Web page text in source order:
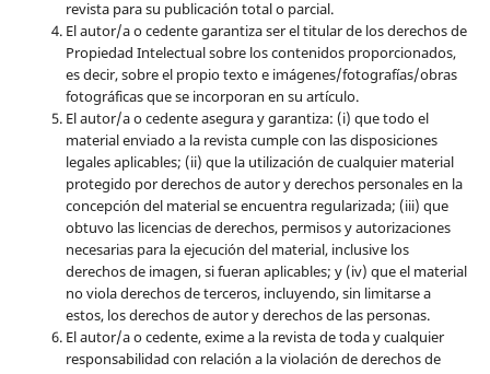
revista para su publicación total o parcial.
El autor/a o cedente garantiza ser el titular de los derechos de
Propiedad Intelectual sobre los contenidos proporcionados,
es decir, sobre el propio texto e imágenes/fotografías/obras
fotográficas que se incorporan en su artículo.
El autor/a o cedente asegura y garantiza: (i) que todo el
material enviado a la revista cumple con las disposiciones
legales aplicables; (ii) que la utilización de cualquier material
protegido por derechos de autor y derechos personales en la
concepción del material se encuentra regularizada; (iii) que
obtuvo las licencias de derechos, permisos y autorizaciones
necesarias para la ejecución del material, inclusive los
derechos de imagen, si fueran aplicables; y (iv) que el material
no viola derechos de terceros, incluyendo, sin limitarse a
estos, los derechos de autor y derechos de las personas.
El autor/a o cedente, exime a la revista de toda y cualquier
responsabilidad con relación a la violación de derechos de